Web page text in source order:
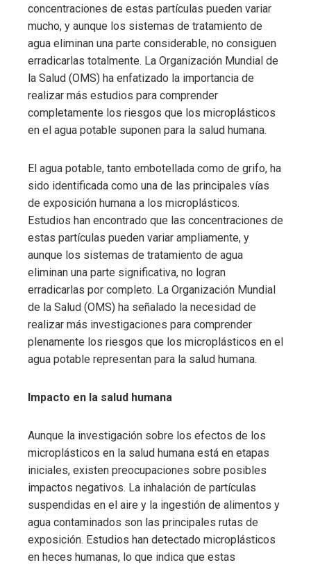
concentraciones de estas partículas pueden variar
mucho, y aunque los sistemas de tratamiento de
agua eliminan una parte considerable, no consiguen
erradicarlas totalmente. La Organización Mundial de
la Salud (OMS) ha enfatizado la importancia de
realizar más estudios para comprender
completamente los riesgos que los microplásticos
en el agua potable suponen para la salud humana.
El agua potable, tanto embotellada como de grifo, ha
sido identificada como una de las principales vías
de exposición humana a los microplásticos.
Estudios han encontrado que las concentraciones de
estas partículas pueden variar ampliamente, y
aunque los sistemas de tratamiento de agua
eliminan una parte significativa, no logran
erradicarlas por completo. La Organización Mundial
de la Salud (OMS) ha señalado la necesidad de
realizar más investigaciones para comprender
plenamente los riesgos que los microplásticos en el
agua potable representan para la salud humana.
Impacto en la salud humana
Aunque la investigación sobre los efectos de los
microplásticos en la salud humana está en etapas
iniciales, existen preocupaciones sobre posibles
impactos negativos. La inhalación de partículas
suspendidas en el aire y la ingestión de alimentos y
agua contaminados son las principales rutas de
exposición. Estudios han detectado microplásticos
en heces humanas, lo que indica que estas